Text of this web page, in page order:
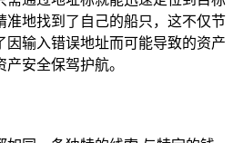
准地找到了自己的船只，这不仅节
因输入错误地址而可能导致的资产
安全保驾护航。